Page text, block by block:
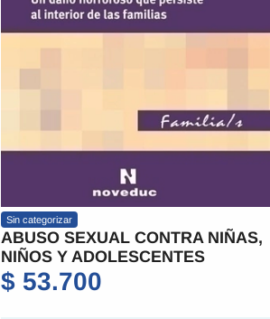
Sin categorizar
ABUSO SEXUAL CONTRA NIÑAS,
NIÑOS Y ADOLESCENTES
$53.700